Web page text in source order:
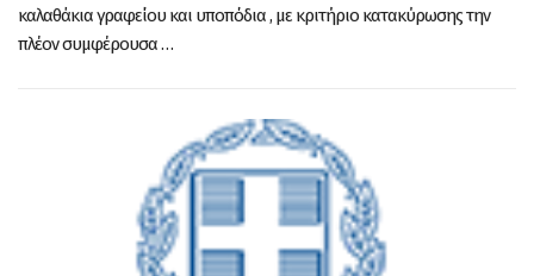
καλαθάκια γραφείου και υποπόδια , με κριτήριο κατακύρωσης την
πλέον συμφέρουσα …